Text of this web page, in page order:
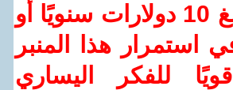
ساهم/ي معنا! بدعمكم بمبلغ 10 دولارات سنويًا أو
استمرار هذا المنبر
للفكر اليساري